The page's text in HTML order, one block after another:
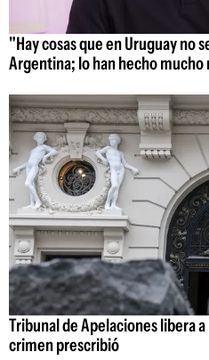
"Hay cosas que en Uruguay no
Argentina; lo han hecho
Tribunal de Apelaciones libera
crimen prescribió